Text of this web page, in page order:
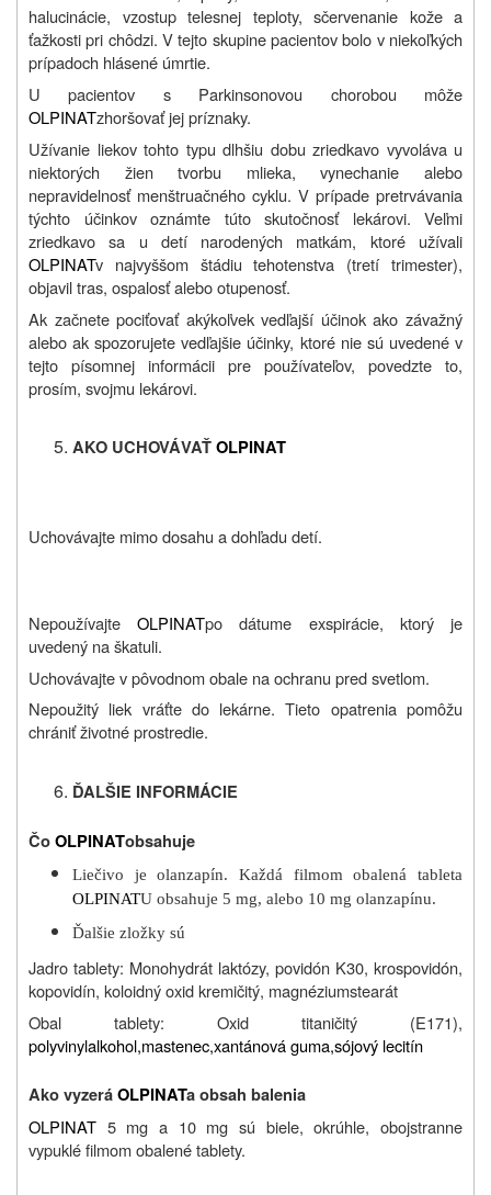
halucinácie, vzostup telesnej teploty, sčervenanie kože a
ťažkosti pri chôdzi. V tejto skupine pacientov bolo v niekoľkých
prípadoch hlásené úmrtie.
U pacientov s Parkinsonovou chorobou môže
OLPINATzhoršovať jej príznaky.
Užívanie liekov tohto typu dlhšiu dobu zriedkavo vyvoláva u
niektorých žien tvorbu mlieka, vynechanie alebo
nepravidelnosť menštruačného cyklu. V prípade pretrvávania
týchto účinkov oznámte túto skutočnosť lekárovi. Veľmi
zriedkavo sa u detí narodených matkám, ktoré užívali
OLPINATv najvyššom štádiu tehotenstva (tretí trimester),
objavil tras, ospalosť alebo otupenosť.
Ak začnete pociťovať akýkoľvek vedľajší účinok ako závažný
alebo ak spozorujete vedľajšie účinky, ktoré nie sú uvedené v
tejto písomnej informácii pre používateľov, povedzte to,
prosím, svojmu lekárovi.
AKO UCHOVÁVAŤOLPINAT
Uchovávajte mimo dosahu a dohľadu detí.
Nepoužívajte OLPINATpo dátume exspirácie, ktorý je
uvedený na škatuli.
Uchovávajte v pôvodnom obale na ochranu pred svetlom.
Nepoužitý liek vráťte do lekárne. Tieto opatrenia pomôžu
chrániť životné prostredie.
ĎALŠIE INFORMÁCIE
ČoOLPINATobsahuje
Liečivo je olanzapín. Každá filmom obalená tableta
OLPINATU obsahuje 5 mg, alebo 10 mg olanzapínu.
Ďalšie zložky sú
Jadro tablety: Monohydrát laktózy, povidón K30, krospovidón,
kopovidín, koloidný oxid kremičitý, magnéziumstearát
Obal tablety: Oxid titaničitý (E171),
polyvinylalkohol,mastenec,xantánová guma,sójový lecitín
Ako vyzeráOLPINATa obsah balenia
OLPINAT 5 mg a 10 mg sú biele, okrúhle, obojstranne
vypuklé filmom obalené tablety.